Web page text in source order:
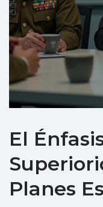
El
Planes